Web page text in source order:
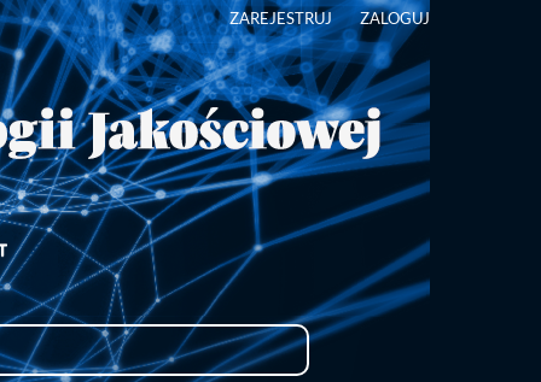
ZAREJESTRUJ ZALOGUJ